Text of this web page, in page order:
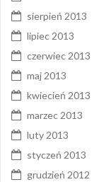
sierpień 2013
lipiec 2013
czerwiec 2013
maj 2013
kwiecień 2013
marzec 2013
luty 2013
styczeń 2013
grudzień 2012